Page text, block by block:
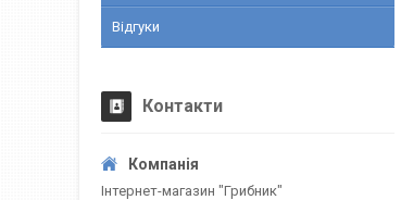
Відгуки
Контакти
Інтернет-магазин "Грибник"